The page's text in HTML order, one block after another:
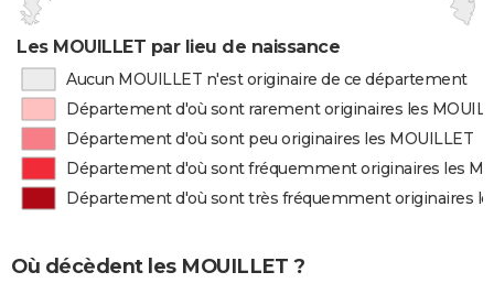
Les MOUILLET par lieu de naissance
Aucun MOUILLET n'est originaire de ce département
Département d'où sont rarement originaires les
Département d'où sont peu originaires les MOUILLET
Département d'où sont fréquemment originaires les
Département d'où sont très fréquemment originaires
Où décèdent les MOUILLET ?